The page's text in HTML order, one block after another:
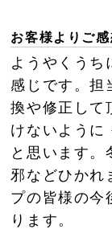
お客様よりご
ようやくうち
感じです。担
換や修正して
けないように
と思います。
邪などひかれ
プの皆様の今
ります。